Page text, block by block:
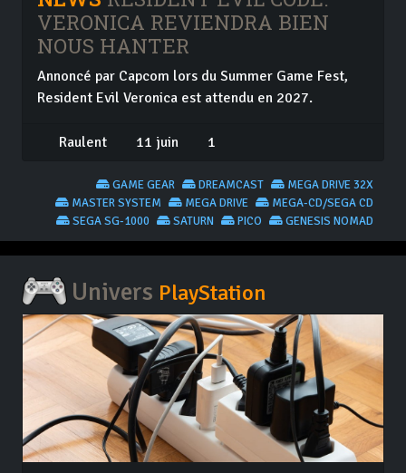
VERONICA REVIENDRA BIEN
NOUS HANTER
Annoncé par Capcom lors du Summer Game Fest,
Resident Evil Veronica est attendu en 2027.
Raulent 11 juin 1
MEGA DRIVE 32X
DREAMCAST
GAME GEAR
MEGA-CD/SEGA CD
MEGA DRIVE
MASTER SYSTEM
GENESIS NOMAD
PICO
SATURN
SEGA SG-1000
Univers PlayStation